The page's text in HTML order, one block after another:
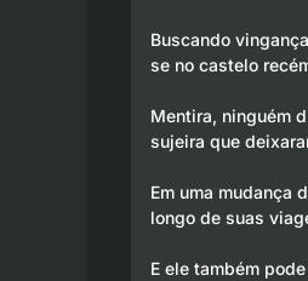
Buscando
se no castelo
Mentira, ninguém
sujeira que
Em uma mudança
longo de suas
E ele também